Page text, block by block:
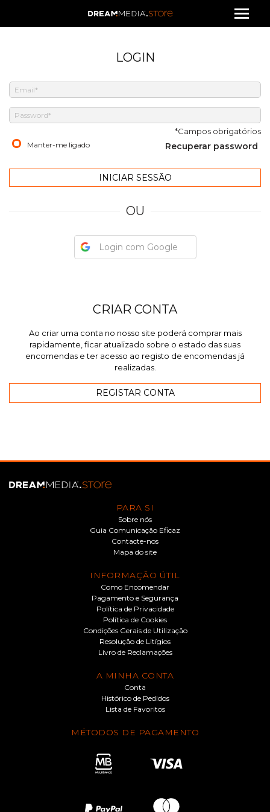
LOGIN
*Campos obrigatórios
Manter-me ligado Recuperar password
OU
Login com Google
CRIAR CONTA
Ao criar uma conta no nosso site poderá comprar mais
rapidamente, ficar atualizado sobre o estado das suas
encomendas e ter acesso ao registo de encomendas já
realizadas.
PARA SI
Sobre nós
Guia Comunicação Eficaz
Contacte-nos
Mapa do site
INFORMAÇÃO ÚTIL
Como Encomendar
Pagamento e Segurança
Política de Privacidade
Política de Cookies
Condições Gerais de Utilização
Resolução de Litígios
Livro de Reclamações
A MINHA CONTA
Conta
Histórico de Pedidos
Lista de Favoritos
MÉTODOS DE PAGAMENTO